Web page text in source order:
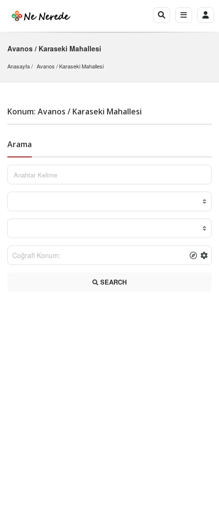
Avanos / Karaseki Mahallesi
Anasayfa Avanos / Karaseki Mahallesi
Konum: Avanos / Karaseki Mahallesi
Arama
SEARCH